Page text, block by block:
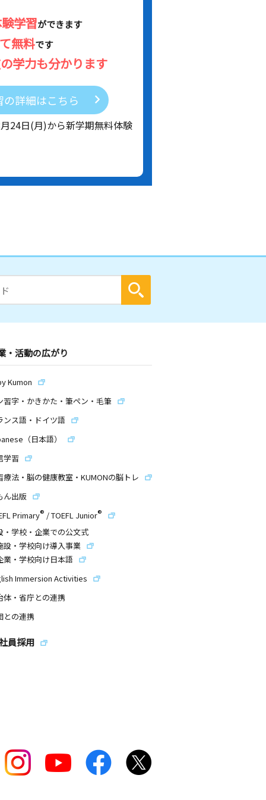
学習ができます
無料です
学力も分かります
詳細はこちら
24日(月)から新学期無料体験
・活動の広がり
Kumon
習字・かきかた・筆ペン・毛筆
ンス語・ドイツ語
（日本語）
学習
療法・脳の健康教室・KUMONの脳トレ
ん出版
Primary® /TOEFL Junior®
・学校・企業での公文式
設・学校向け導入事業
業・学校向け日本語
Immersion Activities
体・省庁との連携
との連携
員採用